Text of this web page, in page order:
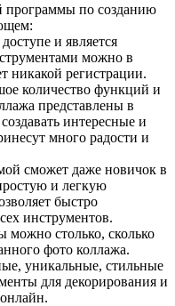
программы по созданию
и является
можно в
никакой регистрации.
количество функций и
представлены в
интересные и
много радости и
сможет даже новичок в
и легкую
быстро
инструментов.
можно столько, сколько
фото коллажа.
уникальные, стильные
для декорирования и